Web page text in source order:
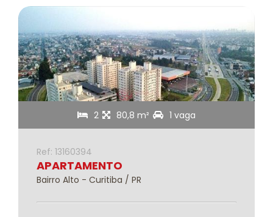
2 80,8 m² 1 vaga
Ref: 13160394
APARTAMENTO
Bairro Alto - Curitiba / PR